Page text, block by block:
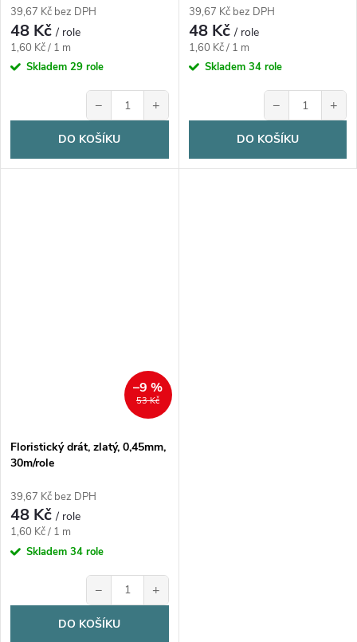
39,67 Kč bez DPH
48 Kč/ role
Měrná
cena:
1,60 Kč / 1 m
Skladem 29 role
− +
DO KOŠÍKU
39,67 Kč bez DPH
48 Kč/ role
Měrná
cena:
1,60 Kč / 1 m
Skladem 34 role
− +
DO KOŠÍKU
53 Kč
–9 %
Floristický drát, zlatý, 0,45mm,
30m/role
39,67 Kč bez DPH
48 Kč/ role
Měrná
cena:
1,60 Kč / 1 m
Skladem 34 role
− +
DO KOŠÍKU